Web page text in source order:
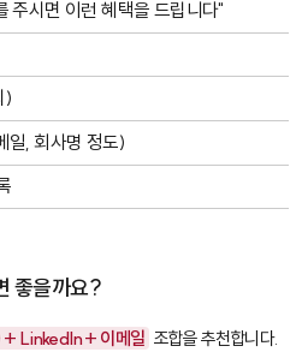
주시면 이런 혜택을 드립니다"
)
일, 회사명 정도)
좋을까요?
+ LinkedIn + 이메일 조합을 추천합니다.